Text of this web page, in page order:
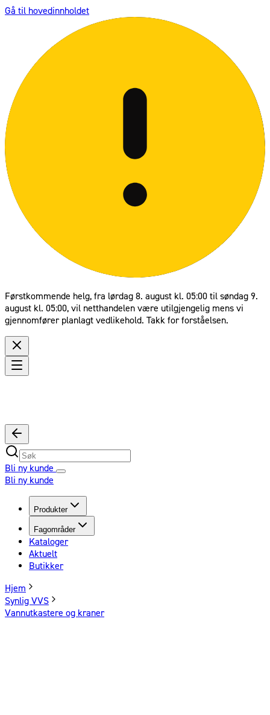
Gå til hovedinnholdet
Førstkommende helg, fra lørdag 8. august kl. 05:00 til søndag 9.
august kl. 05:00, vil netthandelen være utilgjengelig mens vi
gjennomfører planlagt vedlikehold. Takk for forståelsen.
Bli ny kunde
Bli ny kunde
Produkter
Fagområder
Kataloger
Aktuelt
Butikker
Hjem
Synlig VVS
Vannutkastere og kraner